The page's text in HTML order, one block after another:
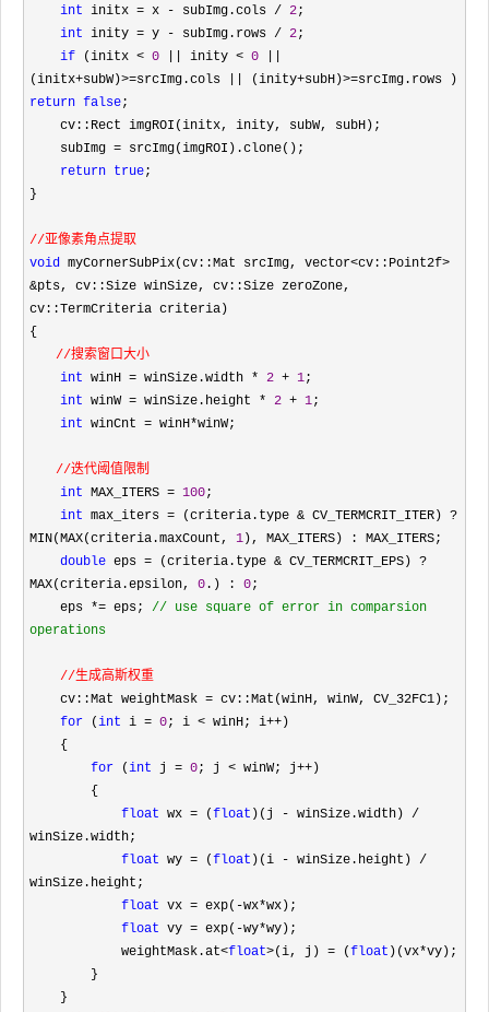
int initx = x - subImg.cols / 2;
int inity = y - subImg.rows / 2;
if (initx < 0 || inity < 0
return false;
    subImg
= srcImg(imgROI).clone();
return true;
}
void myCornerSubPix(cv::Mat srcImg, vector<cv::Point2f>
&pts, cv::Size winSize, cv::Size zeroZone,
cv::TermCriteria criteria)
{
//搜索窗口大小
int winH = winSize.width * 2 + 1;
int winW = winSize.height * 2 + 1;
int winCnt = winH*winW;
//迭代阈值限制
int MAX_ITERS = 100;
int max_iters = (criteria.type & CV_TERMCRIT_ITER) ?
MIN(MAX(criteria.maxCount, 1 ), MAX_ITERS) : MAX_ITERS;
double eps = (criteria.type & CV_TERMCRIT_EPS) ?
MAX(criteria.epsilon, 0 .) : 0;
    eps
*= eps; // use square of error in comparsion
operations
//生成高斯权重
    cv::Mat weightMask =
cv::Mat(winH, winW, CV_32FC1);
for (int i = 0; i < winH; i++ )
for (int j = 0; j < winW; j++ )
float wx = (float )(j - winSize.width) /
winSize.width;
float wy = (float )(i - winSize.height) /
winSize.height;
float vx = exp(-wx*wx);
float vy = exp(-wy*wy);
            weightMask.at
<float>(i, j) = (float )(vx*vy);